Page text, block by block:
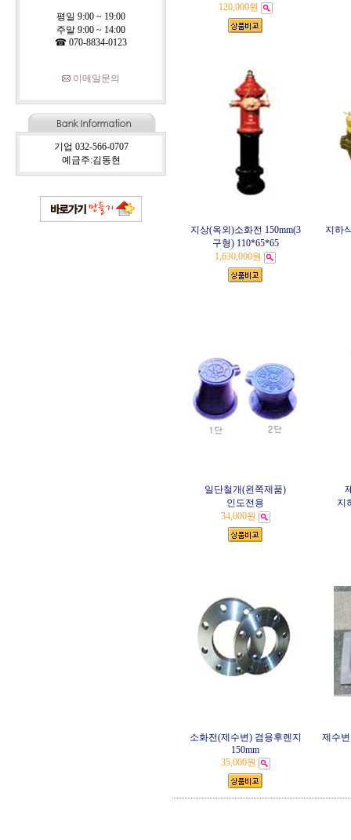
평일 9:00 ~ 19:00
주말 9:00 ~ 14:00
☎ 070-8834-0123
이메일문의
기업 032-566-0707
예금주:김동현
120,000원
지상(옥외)소화전 150mm(3
구형) 110*65*65
1,630,000원
지하
일단철개(왼쪽제품)
인도전용
34,000원
지
소화전(제수변) 겸용후렌지
150mm
35,000원
제수